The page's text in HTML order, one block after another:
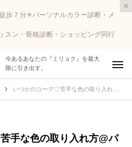
歩７分✳︎パーソナルカラー診断・メ
スン・骨格診断・ショッピング同行
今あるあなたの『ミリョク』を最大
限に引き出す。
いつかのコーデ♡苦手な色の取り入れ方@パーソナルカラー診断埼玉・ふじみ野
手な色の取り入れ方@パ